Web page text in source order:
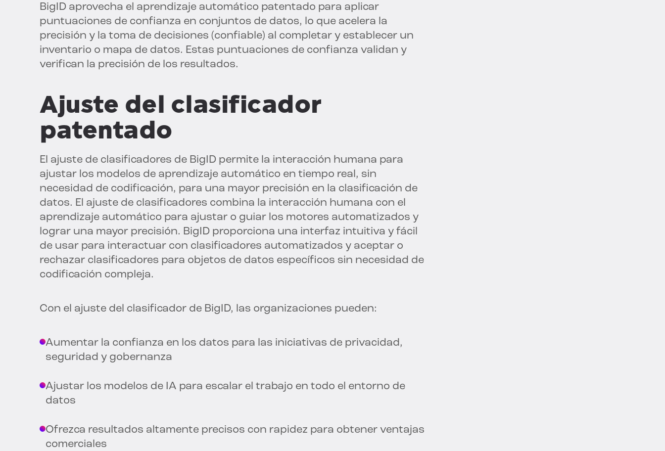
BigID aprovecha el aprendizaje automático patentado para aplicar
puntuaciones de confianza en conjuntos de datos, lo que acelera la
precisión y la toma de decisiones (confiable) al completar y establecer un
inventario o mapa de datos. Estas puntuaciones de confianza validan y
verifican la precisión de los resultados.
Ajuste del clasificador
patentado
El ajuste de clasificadores de BigID permite la interacción humana para
ajustar los modelos de aprendizaje automático en tiempo real, sin
necesidad de codificación, para una mayor precisión en la clasificación de
datos. El ajuste de clasificadores combina la interacción humana con el
aprendizaje automático para ajustar o guiar los motores automatizados y
lograr una mayor precisión. BigID proporciona una interfaz intuitiva y fácil
de usar para interactuar con clasificadores automatizados y aceptar o
rechazar clasificadores para objetos de datos específicos sin necesidad de
codificación compleja.
Con el ajuste del clasificador de BigID, las organizaciones pueden:
Aumentar la confianza en los datos para las iniciativas de privacidad,
seguridad y gobernanza
Ajustar los modelos de IA para escalar el trabajo en todo el entorno de
datos
Ofrezca resultados altamente precisos con rapidez para obtener ventajas
comerciales